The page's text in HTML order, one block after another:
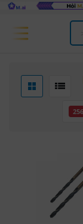
Offcanvas
256